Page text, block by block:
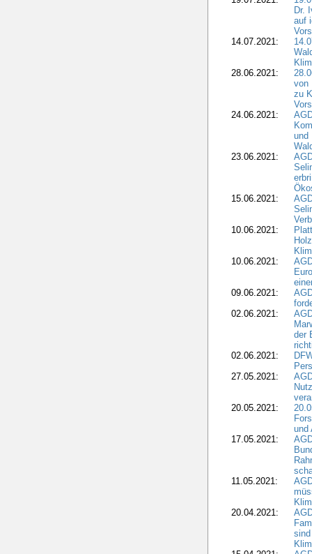
Dr.
auf
14.07.2021:
28.06.2021:
von
zu
24.06.2021:
und
23.06.2021:
15.06.2021:
10.06.2021:
10.06.2021:
09.06.2021:
02.06.2021:
der
02.06.2021:
27.05.2021:
20.05.2021:
und
17.05.2021:
11.05.2021:
20.04.2021: